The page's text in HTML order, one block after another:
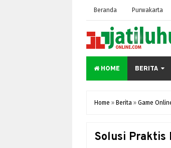
Beranda Purwakarta
HOME BERITA
Home » Berita » Game
Solusi Praktis